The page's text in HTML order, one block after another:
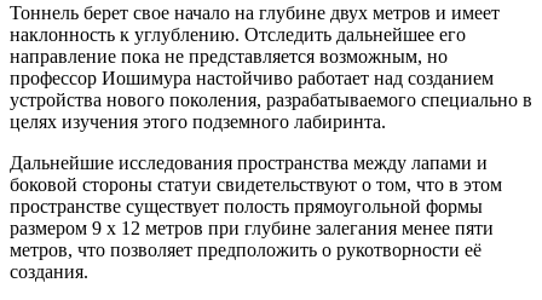
Тоннель берет свое начало на глубине двух метров и имеет
наклонность к углублению. Отследить дальнейшее его
направление пока не представляется возможным, но
профессор Иошимура настойчиво работает над созданием
устройства нового поколения, разрабатываемого специально в
целях изучения этого подземного лабиринта.
Дальнейшие исследования пространства между лапами и
боковой стороны статуи свидетельствуют о том, что в этом
пространстве существует полость прямоугольной формы
размером 9 х 12 метров при глубине залегания менее пяти
метров, что позволяет предположить о рукотворности её
создания.